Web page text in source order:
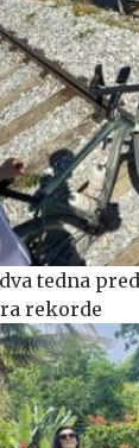
tedna
rekorde